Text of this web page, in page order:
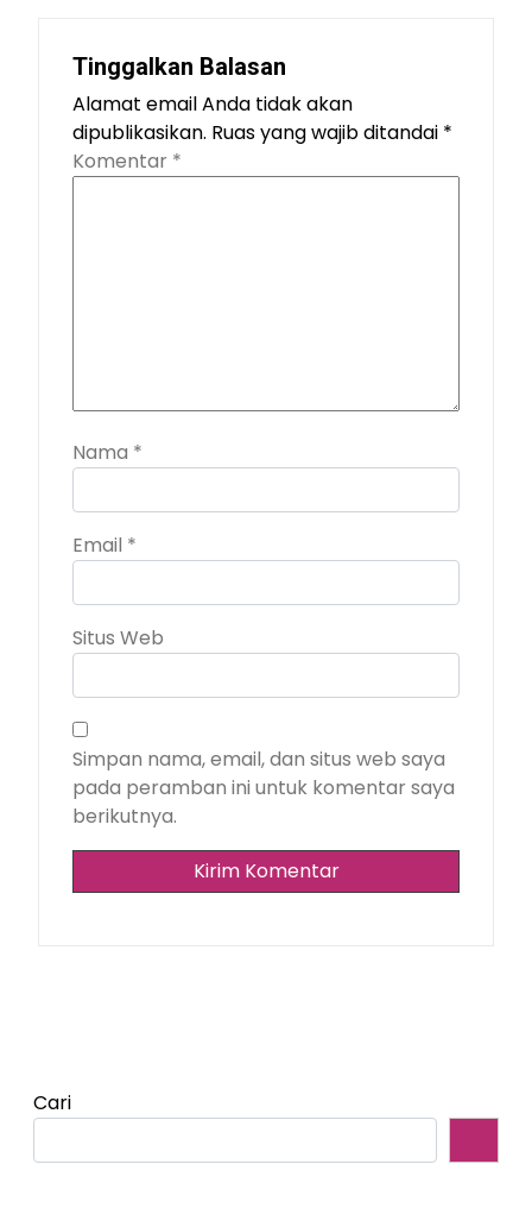
Tinggalkan Balasan
Alamat email Anda tidak akan
dipublikasikan. Ruas yang wajib ditandai *
Komentar *
Nama *
Email *
Situs Web
Simpan nama, email, dan situs web saya
pada peramban ini untuk komentar saya
berikutnya.
Cari